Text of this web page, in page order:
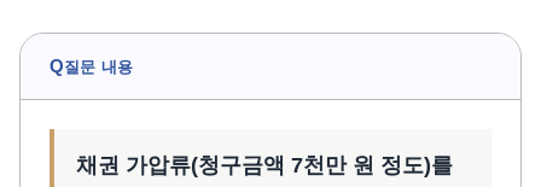
뉴스레터/브로슈어
Q질문 내용
채권 가압류(청구금액 7천만 원 정도)를